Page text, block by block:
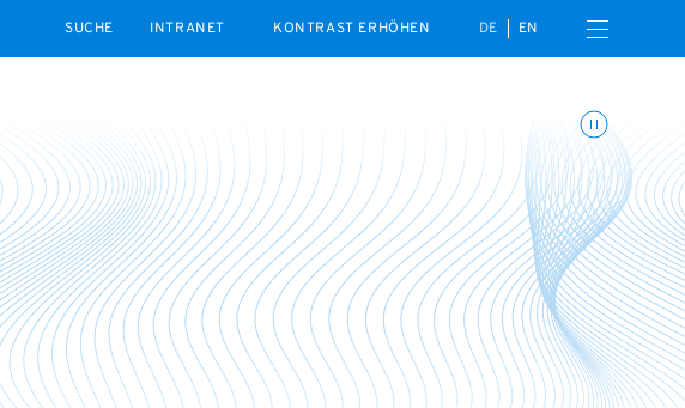
INTRANET
KONTRAST ERHÖHEN DE EN Menü öffnen
Animationen umschalten